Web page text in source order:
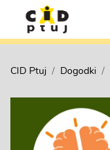
CID Ptuj Dogodki